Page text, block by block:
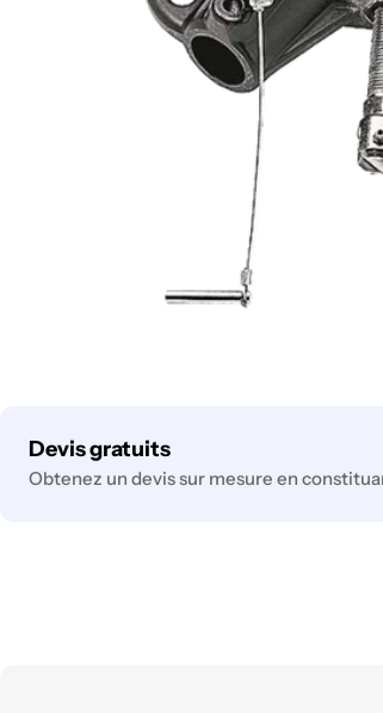
le média 0 en mode modal
Devis gratuits
Modes
de
Obtenez un devis sur mesure en